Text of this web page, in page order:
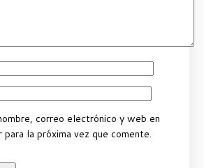
correo electrónico y web en
la próxima vez que comente.